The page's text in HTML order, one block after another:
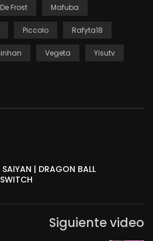
Frost Mafuba
Piccolo Rafyta18
Vegeta Yisutv
SAIYAN | DRAGON BALL
Siguiente video